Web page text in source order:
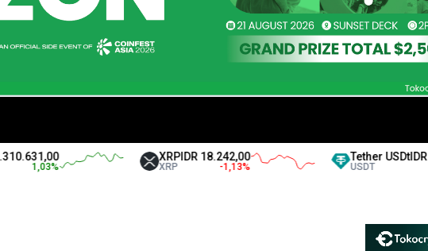
XRP IDR 18.242,00
-1,13
Tether USDtIDR 17.794,00
USDT